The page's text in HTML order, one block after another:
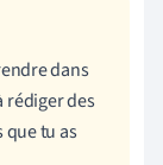
dans
rédiger des
que tu as